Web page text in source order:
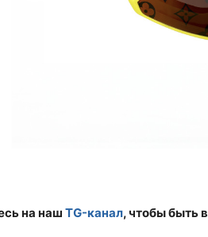
на наш TG-канал, чтобы быть